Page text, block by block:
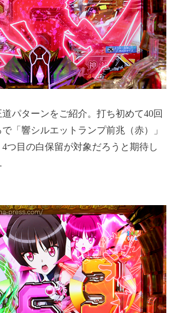
パターンをご紹介。打ち初めて40回
「響シルエットランプ前兆（赤）」
目の白保留が対象だろうと期待し